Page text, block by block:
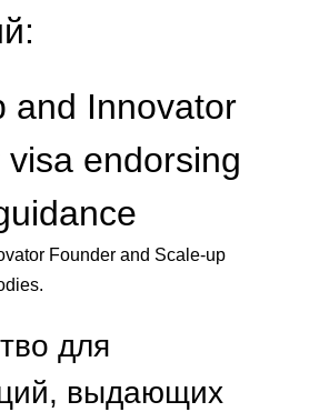
and Innovator
endorsing
Founder and Scale-up
для
выдающих